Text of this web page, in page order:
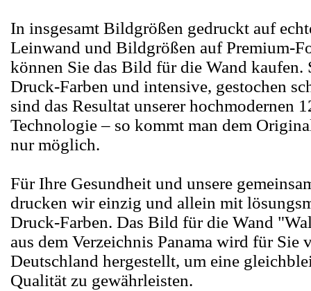
In insgesamt Bildgrößen gedruckt auf
Leinwand und Bildgrößen auf Premium-
können Sie das Bild für die Wand kaufen.
Druck-Farben und intensive, gestochen
sind das Resultat unserer hochmodernen
Technologie – so kommt man dem
nur möglich.
Für Ihre Gesundheit und unsere
drucken wir einzig und allein mit
Druck-Farben. Das Bild für die Wand
aus dem Verzeichnis Panama wird für Sie
Deutschland hergestellt, um eine
Qualität zu gewährleisten.